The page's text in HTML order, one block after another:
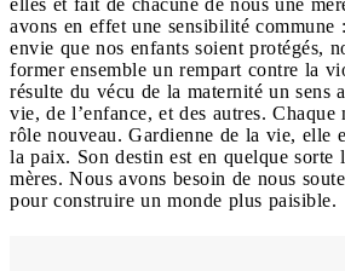
avons en effet une sensibilité commune
envie que nos enfants soient protégés,
former ensemble un rempart contre la
résulte du vécu de la maternité un sens
vie, de l’enfance, et des autres. Chaque
rôle nouveau. Gardienne de la vie, elle
la paix. Son destin est en quelque sorte
mères. Nous avons besoin de nous
pour construire un monde plus paisible.